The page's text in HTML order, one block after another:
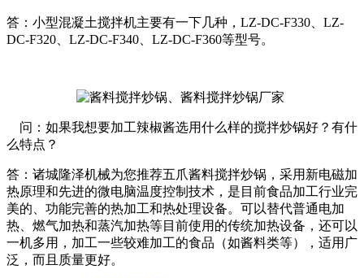
答：小型混凝土搅拌机主要有一下几种，LZ-DC-F330、LZ-
DC-F320、LZ-DC-F340、LZ-DC-F360等型号。
问：如果我想要加工辣椒酱选用什么样的搅拌炒锅好？有什
么特点？
答：诸城隆泽机械为您推荐五爪酱料搅拌炒锅，采用新电磁加
热原理和先进的微电脑温度控制技术，是目前食品加工行业完
美的、功能完善的热加工和热处理设备。可以替代普通电加
热、燃气加热和蒸汽加热等目前使用的传统加热设备，还可以
一机多用，加工一些较难加工的食品（如酱料类等），适用广
泛，而且质量更好。